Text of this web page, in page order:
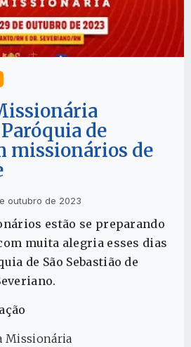
de
missionários de
outubro de 2023
estão se preparando
muita alegria esses dias
de São Sebastião de
Missionária